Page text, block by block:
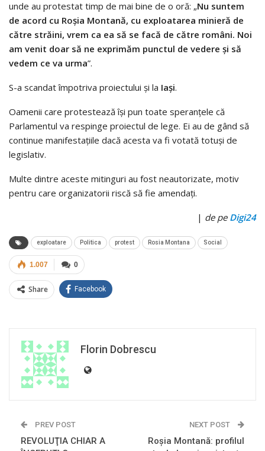
unde au protestat timp de mai bine de o oră: „Nu suntem
de acord cu Roşia Montană, cu exploatarea minieră de
către străini, vrem ca ea să se facă de către români. Noi
am venit doar să ne exprimăm punctul de vedere și să
vedem ce va urma”.
S-a scandat împotriva proiectului şi la Iaşi.
Oamenii care protestează îşi pun toate speranţele că
Parlamentul va respinge proiectul de lege. Ei au de gând să
continue manifestaţiile dacă acesta va fi votată totuşi de
legislativ.
Multe dintre aceste mitinguri au fost neautorizate, motiv
pentru care organizatorii riscă să fie amendaţi.
| de pe Digi24
exploatare Politica protest Rosia Montana Social
0
1.007
Share Facebook
Florin Dobrescu
PREV POST
REVOLUŢIA CHIAR A
NEXT POST
Roşia Montană: profilul